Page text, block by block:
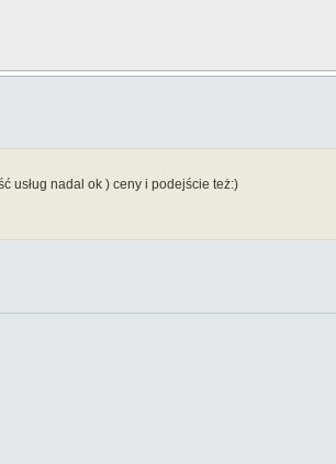
usług nadal ok ) ceny i podejście też:)